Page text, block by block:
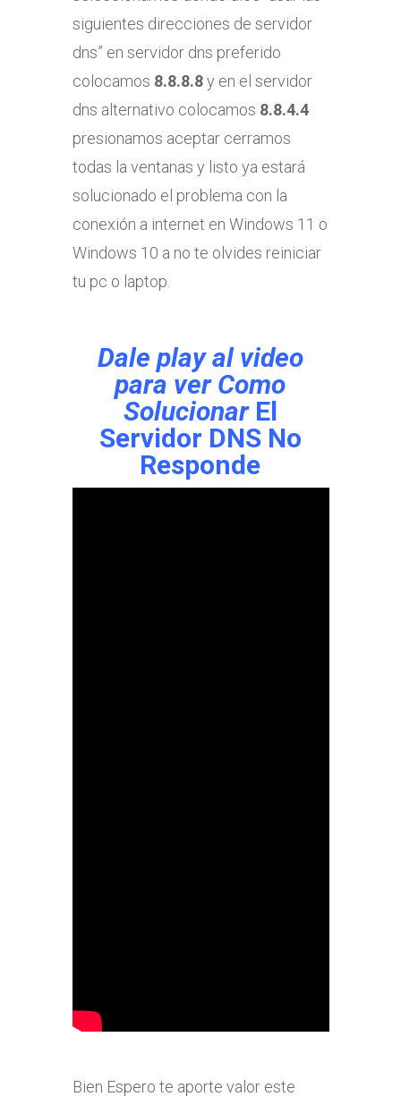
siguientes direcciones de servidor
dns” en servidor dns preferido
colocamos 8.8.8.8y en el servidor
dns alternativo colocamos 8.8.4.4
presionamos aceptar cerramos
todas la ventanas y listo ya estará
solucionado el problema con la
conexión a internet en Windows 11 o
Windows 10 a no te olvides reiniciar
tu pc o laptop.
Dale play al video
para ver Como
Solucionar El
Servidor DNS No
Responde
Bien Espero te aporte valor este